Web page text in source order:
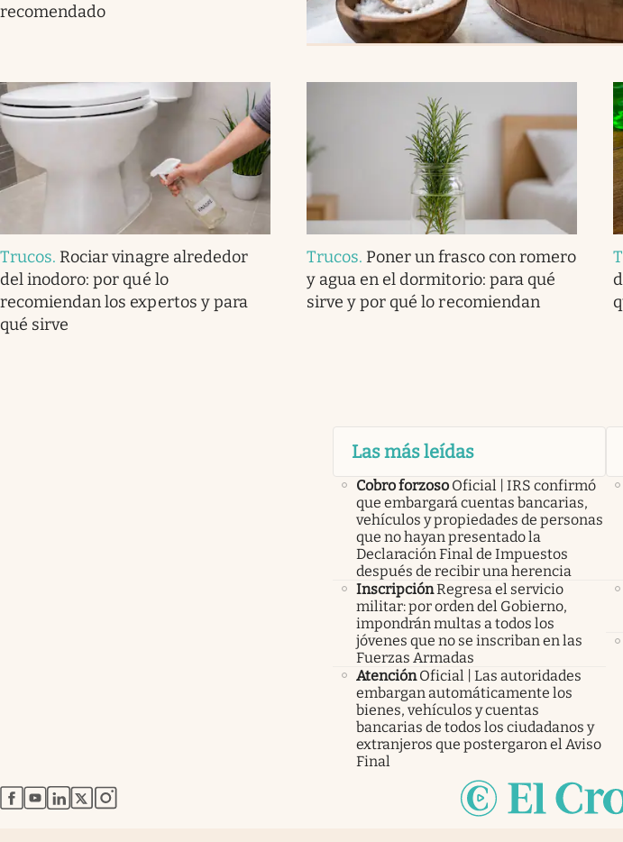
recomendado
Trucos. Rociar vinagre alrededor
del inodoro: por qué lo
recomiendan los expertos y para
qué sirve
Trucos. Poner un frasco con romero
y agua en el dormitorio: para qué
sirve y por qué lo recomiendan
Las más leídas
Cobro forzoso Oficial | IRS confirmó
que embargará cuentas bancarias,
vehículos y propiedades de personas
que no hayan presentado la
Declaración Final de Impuestos
después de recibir una herencia
InscripciónRegresa el servicio
militar: por orden del Gobierno,
impondrán multas a todos los
jóvenes que no se inscriban en las
Fuerzas Armadas
Atención Oficial | Las autoridades
embargan automáticamente los
bienes, vehículos y cuentas
bancarias de todos los ciudadanos y
extranjeros que postergaron el Aviso
Final
abre en nueva pestaña
abre en nueva pestaña
abre en nueva pestaña
abre en nueva pestaña
abre en nueva pestaña